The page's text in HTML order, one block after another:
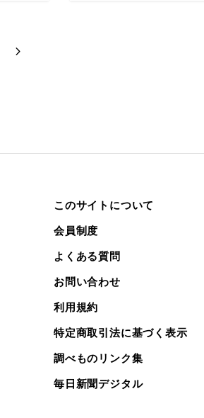

このサイトについて
会員制度
よくある質問
お問い合わせ
利用規約
特定商取引法に基づく表示
調べものリンク集
毎日新聞デジタル